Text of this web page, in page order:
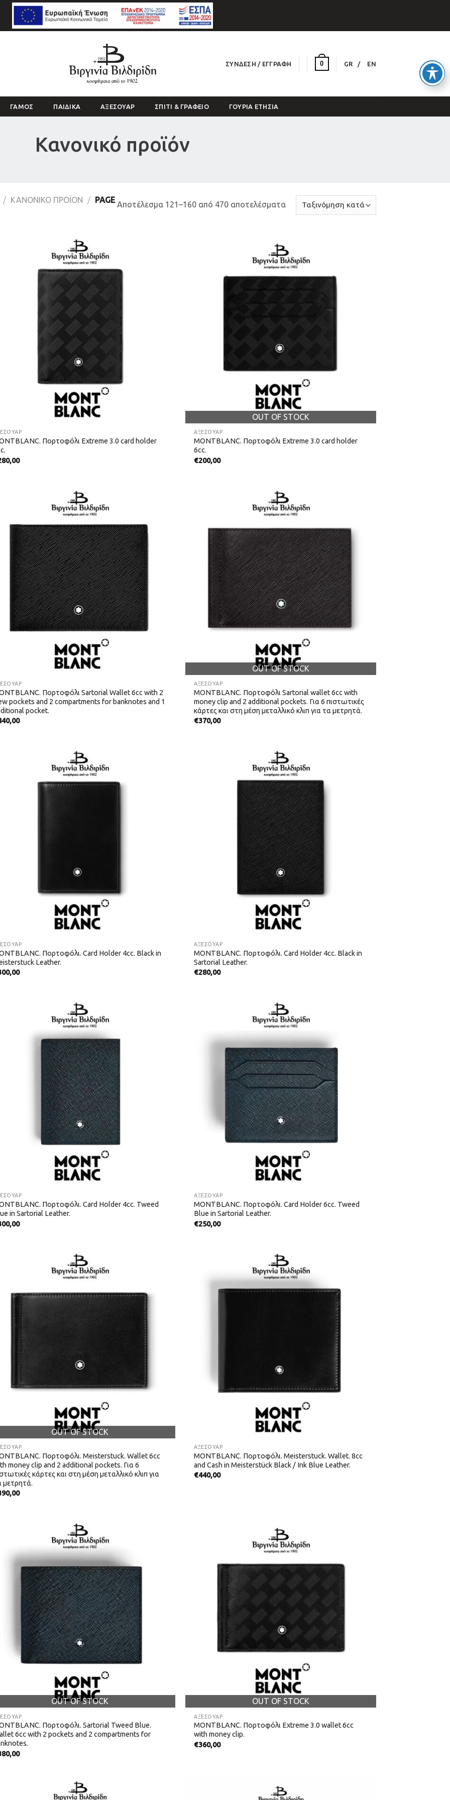
ΣΎΝΔΕΣΗ / ΕΓΓΡΑΦΉ 0 GR EN
ΓΑΜΟΣ ΠΑΙΔΙΚΑ ΑΞΕΣΟΥΑΡ ΣΠΙΤΙ & ΓΡΑΦΕΙΟ ΓΟΎΡΙΑ ΕΤΉΣΙΑ
Κανονικό προϊόν
/ ΚΑΝΟΝΙΚΌ ΠΡΟΪΌΝ /
PAGE Αποτέλεσμα 121–160 από 470 αποτελέσματα
Πορτοφόλι Extreme 3.0 card holder
OUT OF STOCK
ΑΞΕΣΟΥΑΡ
MONTBLANC. Πορτοφόλι Extreme 3.0 card holder
6cc.
€200,00
Πορτοφόλι Sartorial Wallet 6cc with 2
pockets and 2 compartments for banknotes and 1
pocket.
OUT OF STOCK
ΑΞΕΣΟΥΑΡ
MONTBLANC. Πορτοφόλι Sartorial wallet 6cc with
money clip and 2 additional pockets. Για 6 πιστωτικές
κάρτες και στη μέση μεταλλικό κλιπ για τα μετρητά.
€370,00
Πορτοφόλι. Card Holder 4cc. Black in
Leather.
ΑΞΕΣΟΥΑΡ
MONTBLANC. Πορτοφόλι. Card Holder 4cc. Black in
Sartorial Leather.
€280,00
Πορτοφόλι. Card Holder 4cc. Tweed
in Sartorial Leather.
ΑΞΕΣΟΥΑΡ
MONTBLANC. Πορτοφόλι. Card Holder 6cc. Tweed
Blue in Sartorial Leather.
€250,00
OUT OF STOCK
Πορτοφόλι. Meisterstuck. Wallet 6cc
money clip and 2 additional pockets. Για 6
κάρτες και στη μέση μεταλλικό κλιπ για
μετρητά.
ΑΞΕΣΟΥΑΡ
MONTBLANC. Πορτοφόλι. Meisterstuck. Wallet. 8cc
and Cash in Meisterstück Black / Ink Blue Leather.
€440,00
OUT OF STOCK
Πορτοφόλι. Sartorial Tweed Blue.
6cc with 2 pockets and 2 compartments for
OUT OF STOCK
ΑΞΕΣΟΥΑΡ
MONTBLANC. Πορτοφόλι Extreme 3.0 wallet 6cc
with money clip.
€360,00